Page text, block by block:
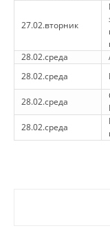
27.02.вторник
28.02.среда
28.02.среда
28.02.среда
28.02.среда